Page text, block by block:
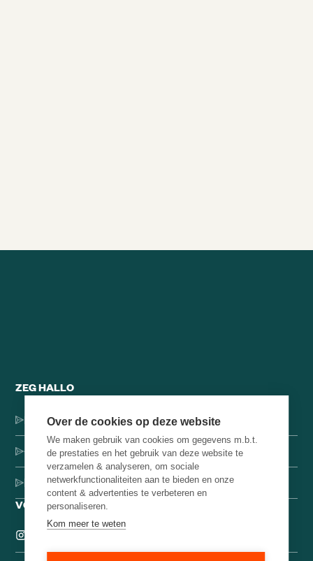
ZEG HALLO
Dorpsstraat 137, 1546 JH Jisp
+31 (0)75-4000071
hello@brainbakery.com
VOLG ONS
Over de cookies op deze website
We maken gebruik van cookies om gegevens m.b.t.
de prestaties en het gebruik van deze website te
verzamelen & analyseren, om sociale
netwerkfunctionaliteiten aan te bieden en onze
content & advertenties te verbeteren en
personaliseren.
Kom meer te weten